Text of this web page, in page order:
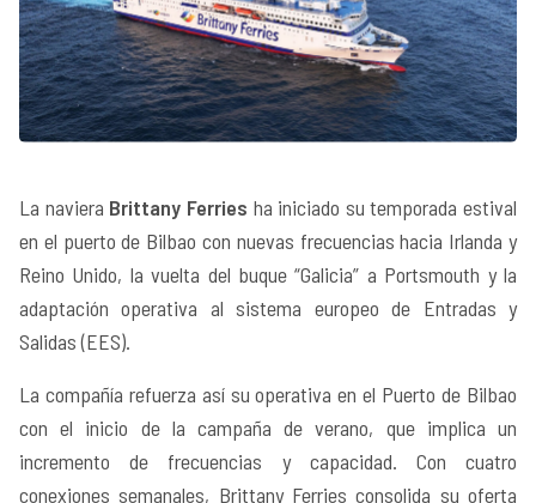
La naviera Brittany Ferries ha iniciado su temporada estival
en el puerto de Bilbao con nuevas frecuencias hacia Irlanda y
Reino Unido, la vuelta del buque “Galicia” a Portsmouth y la
adaptación operativa al sistema europeo de Entradas y
Salidas (EES).
La compañía refuerza así su operativa en el Puerto de Bilbao
con el inicio de la campaña de verano, que implica un
incremento de frecuencias y capacidad. Con cuatro
conexiones semanales, Brittany Ferries consolida su oferta